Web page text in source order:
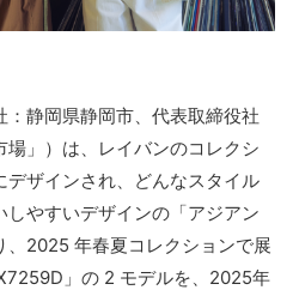
静岡県静岡市、代表取締役社
」）は、レイバンのコレクシ
デザインされ、どんなスタイル
やすいデザインの「アジアン
、2025 年春夏コレクションで展
」の 2 モデルを、2025年